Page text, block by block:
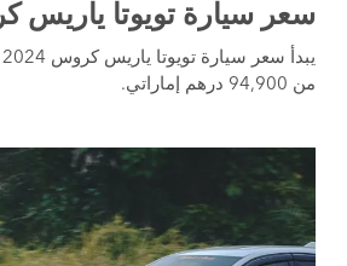
سعر سيارة تويوتا ياريس
من 94,900 درهم إماراتي.